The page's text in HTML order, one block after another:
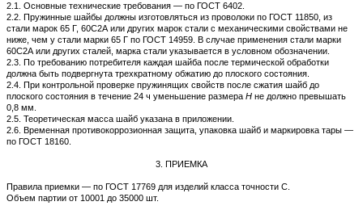
2.1. Основные технические требования — по ГОСТ 6402.
2.2. Пружинные шайбы должны изготовляться из проволоки по ГОСТ 11850, из
стали марок 65 Г, 60С2А или других марок стали с механическими свойствами не
ниже, чем у стали марки 65 Г по ГОСТ 14959. В случае применения стали марки
60С2А или других сталей, марка стали указывается в условном обозначении.
2.3. По требованию потребителя каждая шайба после термической обработки
должна быть подвергнута трехкратному обжатию до плоского состояния.
2.4. При контрольной проверке пружинящих свойств после сжатия шайб до
плоского состояния в течение 24 ч уменьшение размера Н не должно превышать
0,8 мм.
2.5. Теоретическая масса шайб указана в приложении.
2.6. Временная противокоррозионная защита, упаковка шайб и маркировка тары —
по ГОСТ 18160.
3. ПРИЕМКА
Правила приемки — по ГОСТ 17769 для изделий класса точности С.
Объем партии от 10001 до 35000 шт.